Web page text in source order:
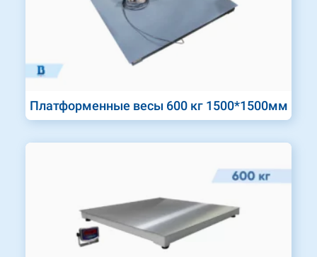
Платформенные весы 600 кг 1500*1500мм